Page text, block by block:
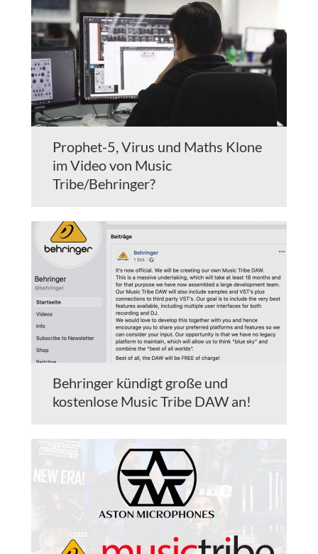
Prophet-5, Virus und Maths Klone
im Video von Music
Tribe/Behringer?
Behringer kündigt große und
kostenlose Music Tribe DAW an!